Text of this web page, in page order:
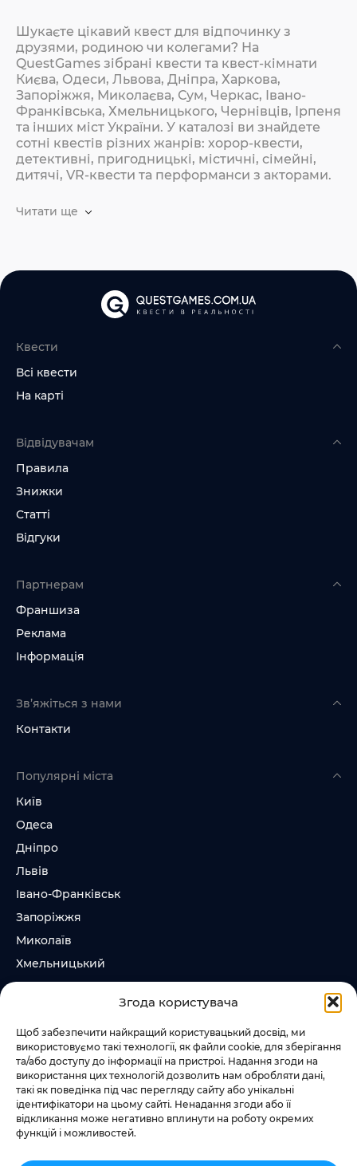
Згода користувача
Щоб забезпечити найкращий користувацький досвід, ми
використовуємо такі технології, як файли cookie, для зберігання
та/або доступу до інформації на пристрої. Надання згоди на
використання цих технологій дозволить нам обробляти дані,
такі як поведінка під час перегляду сайту або унікальні
ідентифікатори на цьому сайті. Ненадання згоди або її
відкликання може негативно вплинути на роботу окремих
функцій і можливостей.
Шукаєте цікавий квест для відпочинку з
друзями, родиною чи колегами? На
QuestGames зібрані квести та квест-кімнати
Києва, Одеси, Львова, Дніпра, Харкова,
Запоріжжя, Миколаєва, Сум, Черкас, Івано-
Франківська, Хмельницького, Чернівців, Ірпеня
та інших міст України. У каталозі ви знайдете
сотні квестів різних жанрів: хорор-квести,
детективні, пригодницькі, містичні, сімейні,
дитячі, VR-квести та перформанси з акторами.
Читати ще
Квести
Всі квести
На карті
Відвідувачам
Правила
Знижки
Статті
Відгуки
Партнерам
Франшиза
Реклама
Інформація
Зв’яжіться з нами
Контакти
Популярні міста
Київ
Одеса
Дніпро
Львів
Івано-Франківськ
Запоріжжя
Миколаїв
Хмельницький
Суми
Слідкувати за нами
+38 073 185 81 11
+38 067 457 86 44